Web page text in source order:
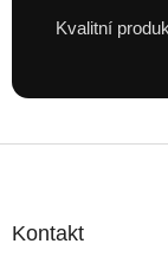
Kvalitní
Kontakt